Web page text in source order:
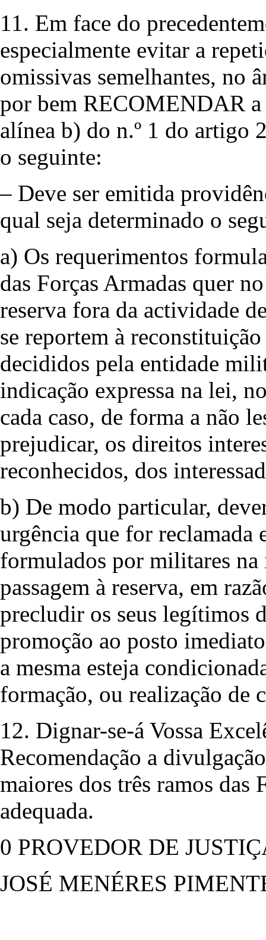
11. Em face do
especialmente evitar a
omissivas semelhantes, no
por bem RECOMENDAR a
alínea b) do n.º 1 do artigo
o seguinte:
– Deve ser emitida
qual seja determinado o
a) Os requerimentos
das Forças Armadas quer
reserva fora da actividade
se reportem à
decididos pela entidade
indicação expressa na lei,
cada caso, de forma a não
prejudicar, os direitos
reconhecidos, dos
b) De modo particular,
urgência que for reclamada
formulados por militares
passagem à reserva, em
precludir os seus legítimos
promoção ao posto
a mesma esteja
formação, ou realização de
12. Dignar-se-á Vossa
Recomendação a
maiores dos três ramos das
adequada.
0 PROVEDOR DE
JOSÉ MENÉRES